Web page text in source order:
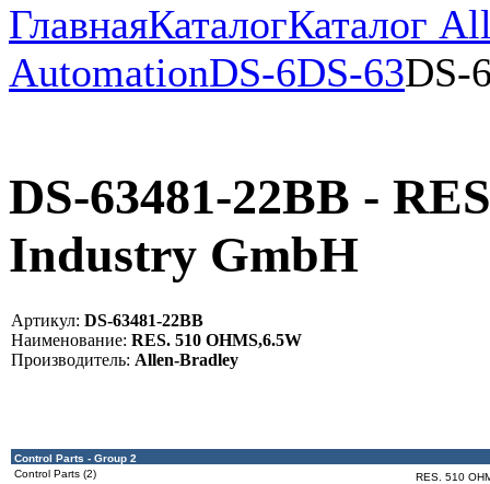
ГлавнаяКаталогКаталог
AutomationDS-6DS-63DS-
DS-63481-22BB -
Industry GmbH
Артикул: DS-63481-22BB
Наименование: RES. 510 OHMS,6.5W
Производитель: Allen-Bradley
Control Parts - Group 2
Control Parts (2)
RES. 510